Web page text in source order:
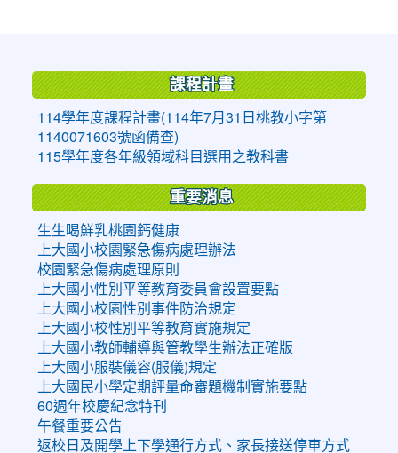
課程計畫
114學年度課程計畫(114年7月31日桃教小字第
1140071603號函備查)
115學年度各年級領域科目選用之教科書
重要消息
生生喝鮮乳桃園鈣健康
上大國小校園緊急傷病處理辦法
校園緊急傷病處理原則
上大國小性別平等教育委員會設置要點
上大國小校園性別事件防治規定
上大國小校性別平等教育實施規定
上大國小教師輔導與管教學生辦法正確版
上大國小服裝儀容(服儀)規定
上大國民小學定期評量命審題機制實施要點
60週年校慶紀念特刊
午餐重要公告
返校日及開學上下學通行方式、家長接送停車方式